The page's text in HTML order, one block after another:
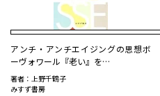
アンチ・アンチエイジングの思想――ボ
ーヴォワール『老い』を…
著者：上野千鶴子
みすず書房